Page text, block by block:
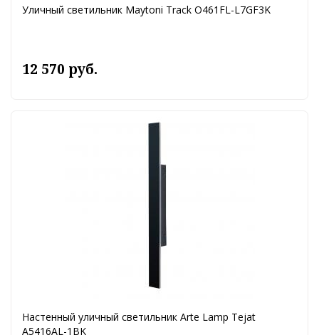
Уличный светильник Maytoni Track O461FL-L7GF3K
12 570 руб.
Настенный уличный светильник Arte Lamp Tejat
A5416AL-1BK